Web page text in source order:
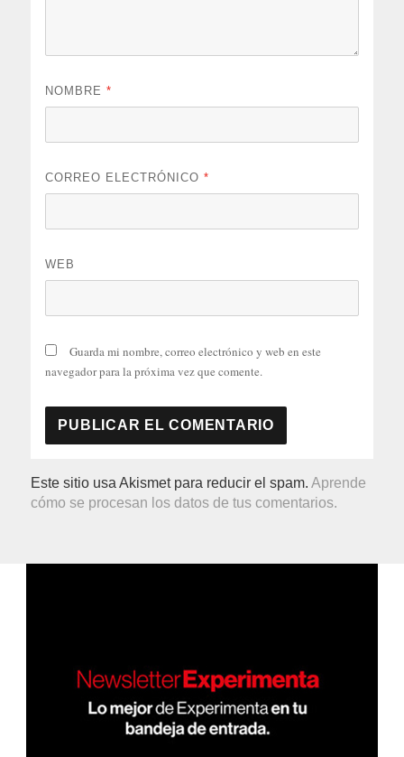
NOMBRE*
CORREO ELECTRÓNICO*
WEB
Guarda mi nombre, correo electrónico y web en este
navegador para la próxima vez que comente.
Este sitio usa Akismet para reducir el spam.Aprende
cómo se procesan los datos de tus comentarios.